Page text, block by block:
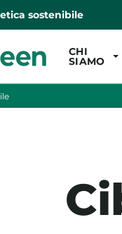
sostenibile
CHI
SIAMO